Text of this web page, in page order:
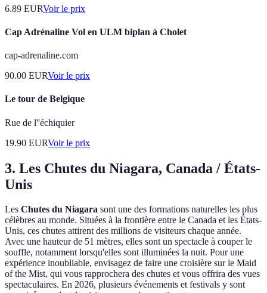
6.89 EURVoir le prix
Cap Adrénaline Vol en ULM biplan à Cholet
cap-adrenaline.com
90.00 EURVoir le prix
Le tour de Belgique
Rue de l''échiquier
19.90 EURVoir le prix
3. Les Chutes du Niagara, Canada / États-
Unis
Les Chutes du Niagara sont une des formations naturelles les plus
célèbres au monde. Situées à la frontière entre le Canada et les États-
Unis, ces chutes attirent des millions de visiteurs chaque année.
Avec une hauteur de 51 mètres, elles sont un spectacle à couper le
souffle, notamment lorsqu'elles sont illuminées la nuit. Pour une
expérience inoubliable, envisagez de faire une croisière sur le Maid
of the Mist, qui vous rapprochera des chutes et vous offrira des vues
spectaculaires. En 2026, plusieurs événements et festivals y sont